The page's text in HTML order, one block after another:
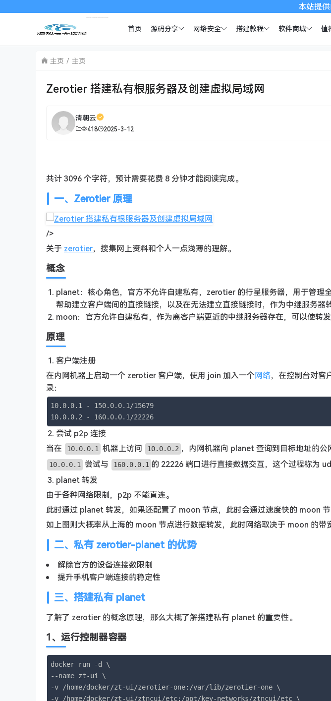
本站提供的一切软
首页 源码分享 网络安全 搭建教程 软件商城 值
主页 主页
Zerotier 搭建私有根服务器及创建虚拟局域网
清朝云
418 2025-3-12
共计 3096 个字符，预计需要花费 8 分钟才能阅读完成。
一、Zerotier 原理
/>
关于 zerotier，搜集网上资料和个人一点浅薄的理解。
概念
planet：核心角色，官方不允许自建私有，zerotier 的行星服务器，用于管理
帮助建立客户端间的直接链接，以及在无法建立直接链接时，作为中继服务器
moon：官方允许自建私有，作为离客户端更近的中继服务器存在，可以使转发
原理
客户端注册
在内网机器上启动一个 zerotier 客户端，使用 join 加入一个网络，在控制台对客
录：
10.0.0.1 - 150.0.0.1/15679
10.0.0.2 - 160.0.0.1/22226
尝试 p2p 连接
当在
10.0.0.1 机器上访问 10.0.0.2 ，内网机器向 planet 查询到目标地址的公
10.0.0.1 尝试与 160.0.0.1 的 22226 端口进行直接数据交互，这个过程称为
planet 转发
由于各种网络限制，p2p 不能直连。
此时通过 planet 转发，如果还配置了 moon 节点，此时会通过速度快的 moon 节
如上图则大概率从上海的 moon 节点进行数据转发，此时网络取决于 moon 的带
二、私有 zerotier-planet 的优势
解除官方的设备连接数限制
提升手机客户端连接的稳定性
三、搭建私有 planet
了解了 zerotier 的概念原理，那么大概了解搭建私有 planet 的重要性。
1、运行控制器容器
docker run -d \
--name zt-ui \
-v /home/docker/zt-ui/zerotier-one:/var/lib/zerotier-one \
-v /home/docker/zt-ui/ztncui/etc:/opt/key-networks/ztncui/etc \